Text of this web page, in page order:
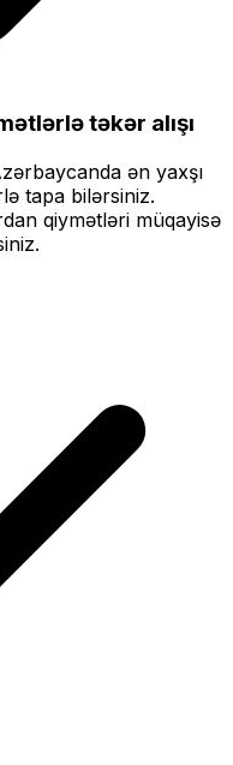
təkər alışı
ən yaxşı
tapa bilərsiniz.
qiymətləri müqayisə